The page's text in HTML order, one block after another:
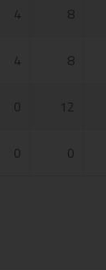
4 8
4 8
0 12
0 0